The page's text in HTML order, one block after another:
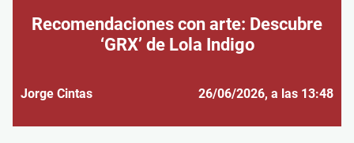
Recomendaciones con arte: Descubre
‘GRX’ de Lola Indigo
Jorge Cintas 26/06/2026, a las 13:48